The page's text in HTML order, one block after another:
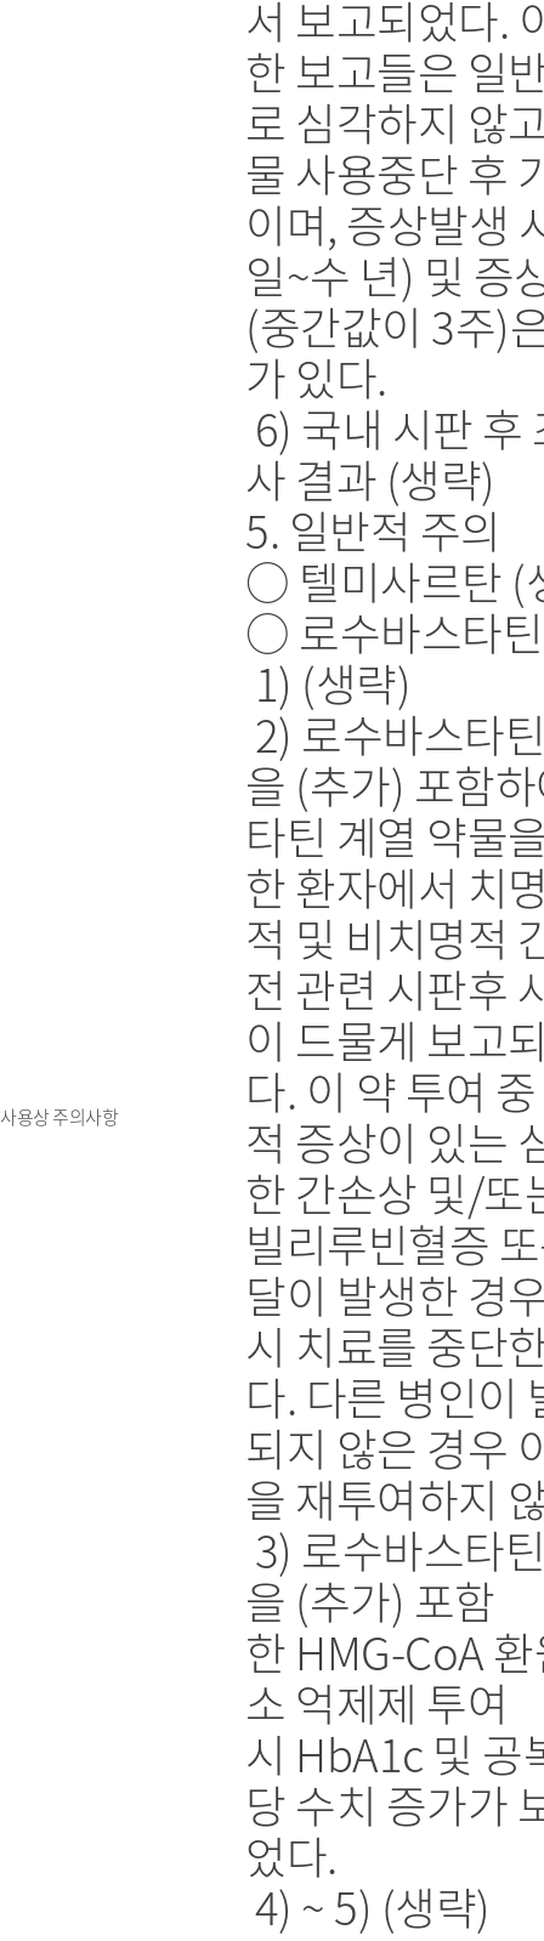
사용상 주의사항
서 보고되었다.
한 보고들은 일
로 심각하지 않
물 사용중단 후
이며, 증상발생
일~수 년) 및 증
(중간값이 3주)
가 있다.
6) 국내 시판 후
사 결과 (생략)
5. 일반적 주의
○ 텔미사르탄 (
○ 로수바스타틴
1) (생략)
2) 로수바스타틴
을 (추가) 포함
타틴 계열 약물
한 환자에서 치
적 및 비치명적
전 관련 시판후
이 드물게 보고
다. 이 약 투여
적 증상이 있는
한 간손상 및/또
빌리루빈혈증
달이 발생한 경
시 치료를 중단
다. 다른 병인이
되지 않은 경우
을 재투여하지
3) 로수바스타틴
을 (추가) 포함
한 HMG-CoA
소 억제제 투여
시 HbA1c 및 공
당 수치 증가가
었다.
4) ~ 5) (생략)